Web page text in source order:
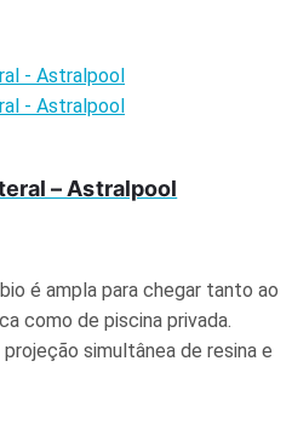
– Astralpool
é ampla para chegar tanto ao
como de piscina privada.
simultânea de resina e